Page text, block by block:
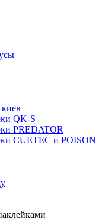
QK-S
PREDATOR
CUETEC и POISON